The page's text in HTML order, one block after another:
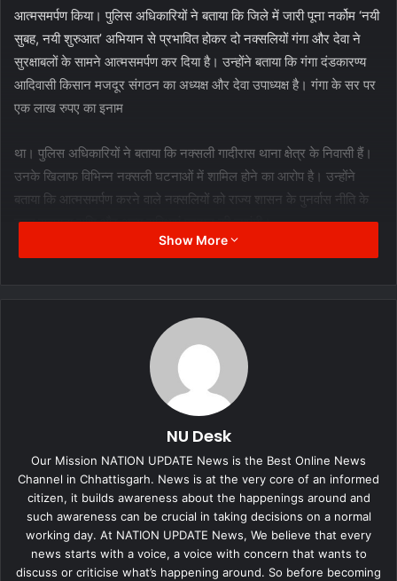
आत्मसमर्पण किया। पुलिस अधिकारियों ने बताया कि जिले में जारी पूना नर्कोम ‘नयी
सुबह, नयी शुरुआत’ अभियान से प्रभावित होकर दो नक्सलियों गंगा और देवा ने
सुरक्षाबलों के सामने आत्मसमर्पण कर दिया है। उन्होंने बताया कि गंगा दंडकारण्य
आदिवासी किसान मजदूर संगठन का अध्यक्ष और देवा उपाध्यक्ष है। गंगा के सर पर
एक लाख रुपए का इनाम
था। पुलिस अधिकारियों ने बताया कि नक्सली गादीरास थाना क्षेत्र के निवासी हैं।
उनके खिलाफ विभिन्न नक्सली घटनाओं में शामिल होने का आरोप है। उन्होंने
बताया कि आत्मसमर्पण करने वाले नक्सलियों को राज्य शासन के पुनर्वास नीति के
तहत सहायता राशि और अन्य सुविधाएं प्रदान की जाएंगी।
Show More
NU Desk
Our Mission NATION UPDATE News is the Best Online News
Channel in Chhattisgarh. News is at the very core of an informed
citizen, it builds awareness about the happenings around and
such awareness can be crucial in taking decisions on a normal
working day. At NATION UPDATE News, We believe that every
news starts with a voice, a voice with concern that wants to
discuss or criticise what’s happening around. So before becoming